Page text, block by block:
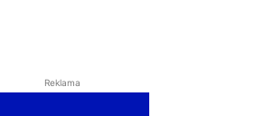
Reklama